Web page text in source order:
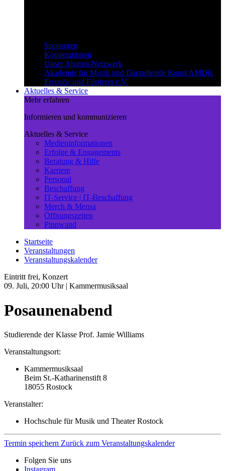
Sponsoren
Kooperationen
Unser Alumni-Netzwerk
Akademie für Musik und Darstellende Kunst AMDK
Freunde und Förderer e.V.
Aktuelles & Service
Mehr erfahren
Informieren und kommunizieren
Aktuelles & Service
Medieninformationen
Erfolge & Engagements
Beratung & Hilfe
Karriere
Personal
Beschaffung
IT-Service | IT-Beschaffung
Merch & Mensa
Öffnungszeiten
Pinnwand
Startseite
Veranstaltungen
Veranstaltungskalender
Eintritt frei, Konzert
09. Juli, 20:00 Uhr | Kammermusiksaal
Posaunenabend
Studierende der Klasse Prof. Jamie Williams
Veranstaltungsort:
Kammermusiksaal
Beim St.-Katharinenstift 8
18055 Rostock
Veranstalter:
Hochschule für Musik und Theater Rostock
Termin speichern Zurück zum Veranstaltungskalender
Folgen Sie uns